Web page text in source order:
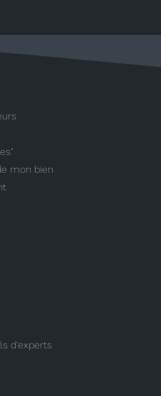
mon bien
d'experts